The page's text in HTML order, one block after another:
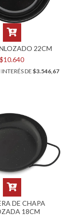
22CM
$10.640
DE $3.546,67
DE CHAPA
18CM